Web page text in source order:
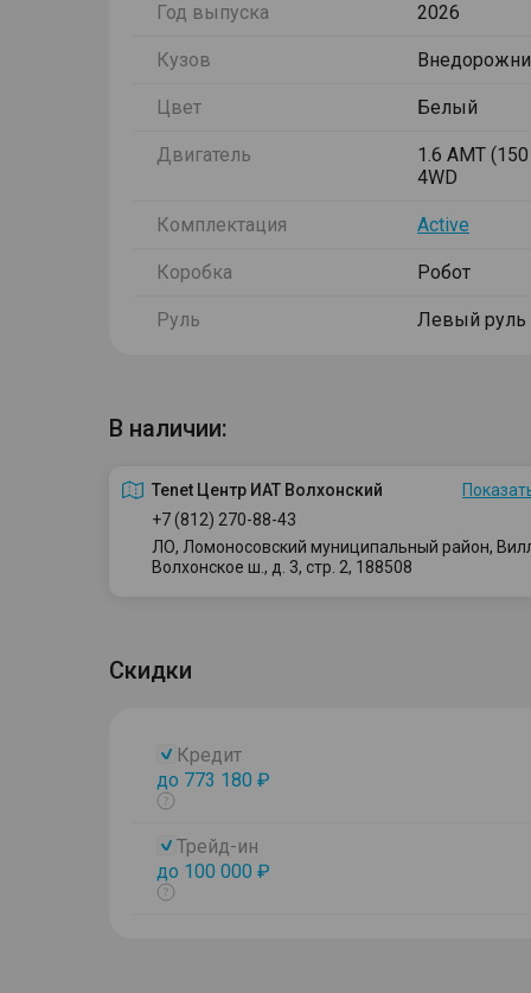
Год выпуска 2026
Кузов
Цвет Белый
Двигатель
1.6 AMT (150
4WD
Комплектация Active
Коробка Робот
Руль Левый руль
В наличии:
Tenet Центр ИАТ Волхонский
+7 (812) 270-88-43
ЛО, Ломоносовский муниципальный район,
Волхонское ш., д. 3, стр. 2, 188508
Скидки
Кредит
до 773 180 ₽
Показать
Трейд-ин
до 100 000 ₽
Показать